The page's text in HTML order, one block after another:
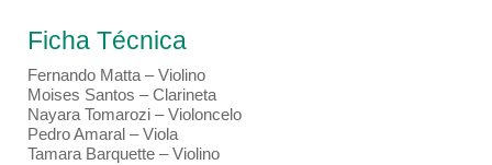
Ficha Técnica
Fernando Matta – Violino
Moises Santos – Clarineta
Nayara Tomarozi – Violoncelo
Pedro Amaral – Viola
Tamara Barquette – Violino